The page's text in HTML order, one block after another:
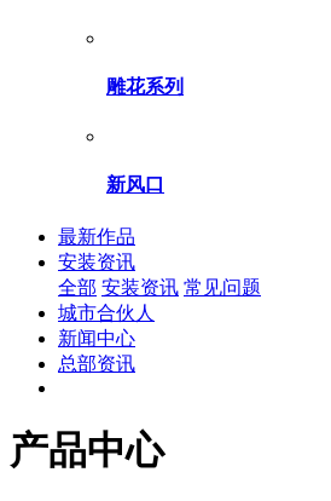
雕花系列
新风口
最新作品
安装资讯
全部 安装资讯 常见问题
城市合伙人
新闻中心
总部资讯
产品中心